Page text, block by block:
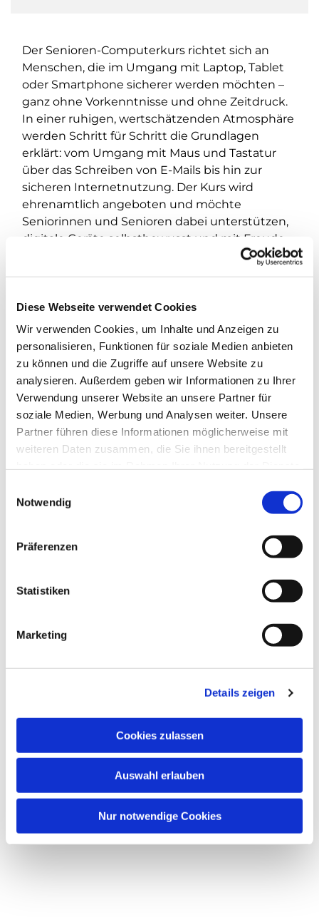
Diese Webseite verwendet Cookies
Wir verwenden Cookies, um Inhalte und Anzeigen zu
personalisieren, Funktionen für soziale Medien anbieten
zu können und die Zugriffe auf unsere Website zu
analysieren. Außerdem geben wir Informationen zu Ihrer
Verwendung unserer Website an unsere Partner für
soziale Medien, Werbung und Analysen weiter. Unsere
Partner führen diese Informationen möglicherweise mit
weiteren Daten zusammen, die Sie ihnen bereitgestellt
Notwendig
Präferenzen
Statistiken
Marketing
Details zeigen
Cookies zulassen
Auswahl erlauben
Nur notwendige Cookies
Der Senioren-Computerkurs richtet sich an
Menschen, die im Umgang mit Laptop, Tablet
oder Smartphone sicherer werden möchten –
ganz ohne Vorkenntnisse und ohne Zeitdruck.
In einer ruhigen, wertschätzenden Atmosphäre
werden Schritt für Schritt die Grundlagen
erklärt: vom Umgang mit Maus und Tastatur
über das Schreiben von E-Mails bis hin zur
sicheren Internetnutzung. Der Kurs wird
ehrenamtlich angeboten und möchte
Seniorinnen und Senioren dabei unterstützen,
digitale Geräte selbstbewusst und mit Freude
zu verwenden. Die Teilnehmenden können
Da der Kurs ehrenamtlich organisiert wird, wird
bei dererstmaligen Teilnahmeum eine kurze
Kontaktaufnahme per E-Mail an
a.holz@kirchengemeinde-staaken.de
gebeten.
Dies könnte Sie auch
interessieren